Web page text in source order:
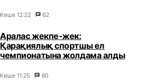
Кеше 12:22 62
Аралас жекпе-жек:
Қарақиялық спортшы ел
чемпионатына жолдама алды
Кеше 11:25 90